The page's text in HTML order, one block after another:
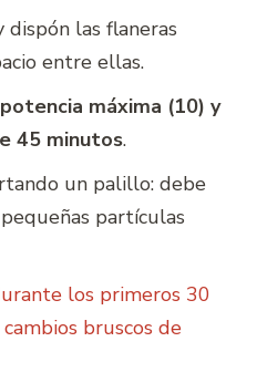
dispón las flaneras
entre ellas.
potencia máxima (10) y
45 minutos.
un palillo: debe
partículas
los primeros 30
bruscos de